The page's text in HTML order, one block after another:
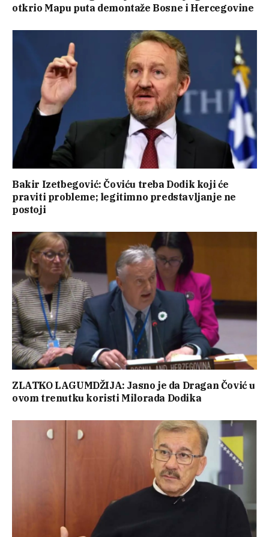
otkrio Mapu puta demontaže Bosne i Hercegovine
Bakir Izetbegović: Čoviću treba Dodik koji će
praviti probleme; legitimno predstavljanje ne
postoji
ZLATKO LAGUMDŽIJA: Jasno je da Dragan Čović u
ovom trenutku koristi Milorada Dodika